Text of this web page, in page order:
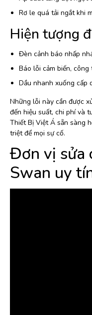
Rơ le quá tải ngắt khi
Hiện tượng
Đèn cảnh báo nhấp
Báo lỗi cảm biến,
Dầu nhanh xuống cấp
Những lỗi này cần được
đến hiệu suất, chi phí và
Thiết Bị Việt Á sẵn sàng
triệt để mọi sự cố.
Đơn vị sửa
Swan uy